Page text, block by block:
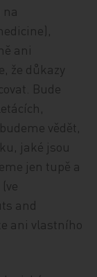
ani
že důkazy
Bude
vědět,
jaké jsou
jen tupě a
and
ani vlastního